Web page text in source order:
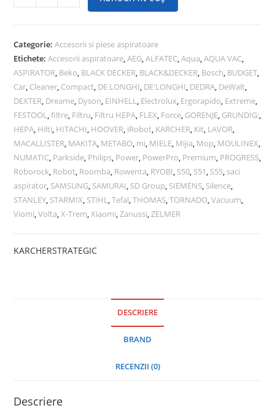
Categorie:Accesorii si piese aspiratoare
Etichete:Accesorii aspiratoare,AEG,ALFATEC,Aqua,AQUA VAC,
ASPIRATOR, Beko, BLACK DECKER, BLACK&DECKER, Bosch, BUDGET,
Car, Cleaner, Compact, DE LONGHI, DE'LONGHI, DEDRA, DeWalt,
DEXTER, Dreame, Dyson, EINHELL, Electrolux, Ergorapido, Extreme,
FESTOOL,filtre, Filtru, Filtru HEPA, FLEX, Force, GORENJE, GRUNDIG:,
HEPA, Hilti, HITACHI, HOOVER, iRobot, KARCHER, Kit, LAVOR,
MACALLISTER, MAKITA, METABO, mi, MIELE, Mijia, Mop, MOULINEX,
NUMATIC, Parkside, Philips, Power, PowerPro, Premium, PROGRESS,
Roborock, Robot, Roomba, Rowenta, RYOBI, S50, S51, S55, saci
aspirator, SAMSUNG, SAMURAI, SD Group, SIEMENS, Silence,
STANLEY, STARMIX, STIHL,Tefal,THOMAS,TORNADO,Vacuum,
Viomi,Volta,X-Trem,Xiaomi,Zanussi,ZELMER
KARCHERSTRATEGIC
DESCRIERE
BRAND
RECENZII (0)
Descriere